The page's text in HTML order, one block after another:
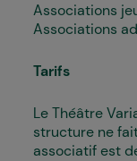
Associations
Associations
Tarifs
Le Théâtre
structure ne
associatif est